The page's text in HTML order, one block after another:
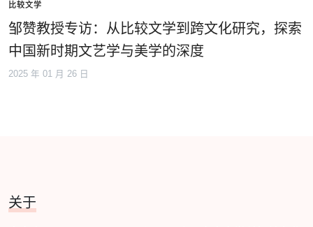
比较文学
邹赞教授专访：从比较文学到跨文化研究，探索
中国新时期文艺学与美学的深度
2025 年 01 月 26 日
关于